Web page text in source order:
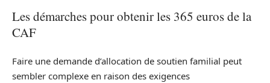
Les démarches pour obtenir les 365 euros de la
CAF
Faire une demande d’allocation de soutien familial peut
sembler complexe en raison des exigences